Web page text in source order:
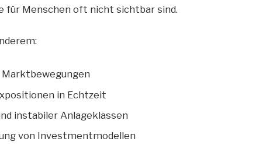
für Menschen oft nicht sichtbar sind.
in Echtzeit
instabiler Anlageklassen
von Investmentmodellen